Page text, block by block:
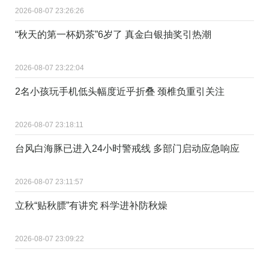
2026-08-07 23:26:26
“秋天的第一杯奶茶”6岁了 真金白银抽奖引热潮
2026-08-07 23:22:04
2名小孩玩手机低头幅度近乎折叠 颈椎负重引关注
2026-08-07 23:18:11
台风白海豚已进入24小时警戒线 多部门启动应急响应
2026-08-07 23:11:57
立秋“贴秋膘”有讲究 科学进补防秋燥
2026-08-07 23:09:22